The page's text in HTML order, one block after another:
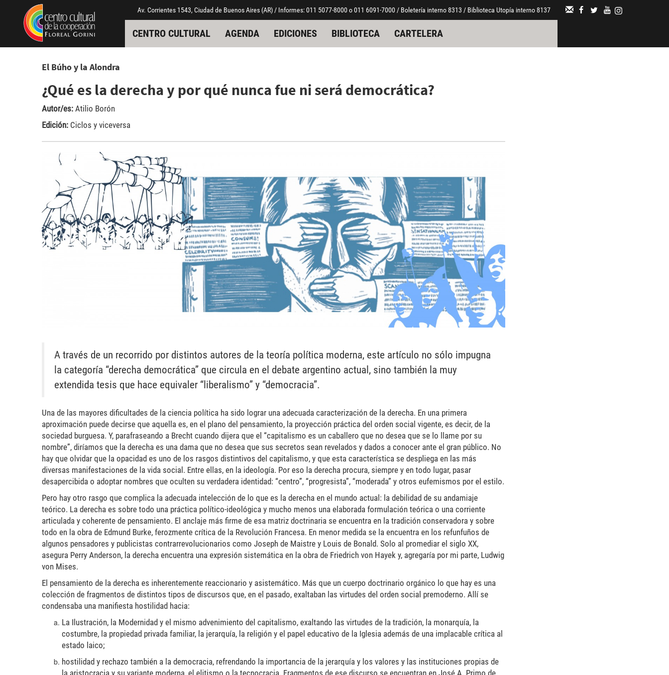
Pasar al contenido principal
Jump to main content Av. Corrientes 1543, Ciudad de Buenos Aires (AR) / Informes: 011 5077-8000 o 011 6091-7000 / Boletería interno 8313 / Biblioteca Utopía interno 8137
CENTRO CULTURAL AGENDA EDICIONES BIBLIOTECA CARTELERA
El Búho y la Alondra
¿Qué es la derecha y por qué nunca fue ni será democrática?
Autor/es: Atilio Borón
Edición: Ciclos y viceversa
A través de un recorrido por distintos autores de la teoría política moderna, este artículo no sólo impugna
la categoría “derecha democrática” que circula en el debate argentino actual, sino también la muy
extendida tesis que hace equivaler “liberalismo” y “democracia”.
Una de las mayores dificultades de la ciencia política ha sido lograr una adecuada caracterización de la derecha. En una primera
aproximación puede decirse que aquella es, en el plano del pensamiento, la proyección práctica del orden social vigente, es decir, de la
sociedad burguesa. Y, parafraseando a Brecht cuando dijera que el “capitalismo es un caballero que no desea que se lo llame por su
nombre”, diríamos que la derecha es una dama que no desea que sus secretos sean revelados y dados a conocer ante el gran público. No
hay que olvidar que la opacidad es uno de los rasgos distintivos del capitalismo, y que esta característica se despliega en las más
diversas manifestaciones de la vida social. Entre ellas, en la ideología. Por eso la derecha procura, siempre y en todo lugar, pasar
desapercibida o adoptar nombres que oculten su verdadera identidad: “centro”, “progresista”, “moderada” y otros eufemismos por el estilo.
Pero hay otro rasgo que complica la adecuada intelección de lo que es la derecha en el mundo actual: la debilidad de su andamiaje
teórico. La derecha es sobre todo una práctica político-ideológica y mucho menos una elaborada formulación teórica o una corriente
articulada y coherente de pensamiento. El anclaje más firme de esa matriz doctrinaria se encuentra en la tradición conservadora y sobre
todo en la obra de Edmund Burke, ferozmente crítica de la Revolución Francesa. En menor medida se la encuentra en los refunfuños de
algunos pensadores y publicistas contrarrevolucionarios como Joseph de Maistre y Louis de Bonald. Solo al promediar el siglo XX,
asegura Perry Anderson, la derecha encuentra una expresión sistemática en la obra de Friedrich von Hayek y, agregaría por mi parte, Ludwig
von Mises.
El pensamiento de la derecha es inherentemente reaccionario y asistemático. Más que un cuerpo doctrinario orgánico lo que hay es una
colección de fragmentos de distintos tipos de discursos que, en el pasado, exaltaban las virtudes del orden social premoderno. Allí se
condensaba una manifiesta hostilidad hacia:
La Ilustración, la Modernidad y el mismo advenimiento del capitalismo, exaltando las virtudes de la tradición, la monarquía, la
costumbre, la propiedad privada familiar, la jerarquía, la religión y el papel educativo de la Iglesia además de una implacable crítica al
estado laico;
hostilidad y rechazo también a la democracia, refrendando la importancia de la jerarquía y los valores y las instituciones propias de
la aristocracia y su variante moderna, el elitismo o la tecnocracia. Fragmentos de ese discurso se encuentran en José A. Primo de